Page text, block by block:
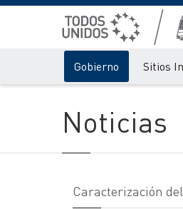
Gobierno Sitios
Noticias
Caracterización